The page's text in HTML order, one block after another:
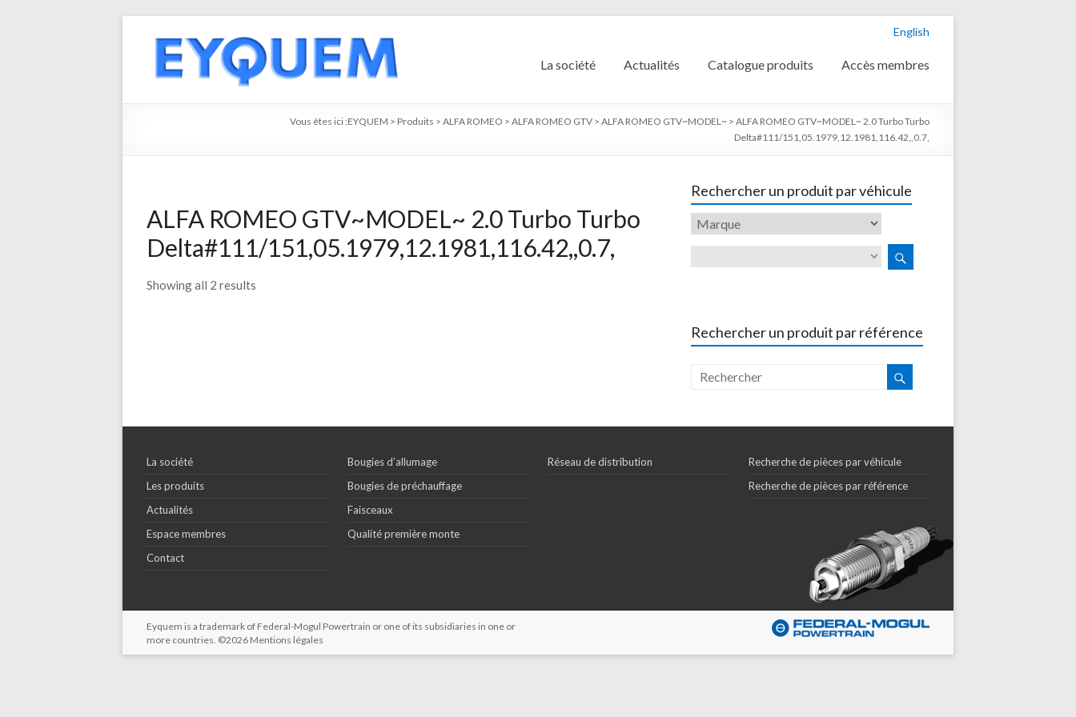
English
La société Actualités Catalogue produits Accès membres
Vous êtes ici :EYQUEM > Produits > ALFA ROMEO > ALFA ROMEO GTV > ALFA ROMEO GTV~MODEL~ > ALFA ROMEO GTV~MODEL~ 2.0 Turbo Turbo
Delta#111/151,05.1979,12.1981,116.42,,0.7,
ALFA ROMEO GTV~MODEL~ 2.0 Turbo Turbo
Delta#111/151,05.1979,12.1981,116.42,,0.7,
Showing all 2 results
Rechercher un produit par véhicule
Rechercher un produit par référence
La société
Les produits
Actualités
Espace membres
Contact
Bougies d’allumage
Bougies de préchauffage
Faisceaux
Qualité première monte
Réseau de distribution
Recherche de pièces par véhicule
Recherche de pièces par référence
Eyquem is a trademark of Federal-Mogul Powertrain or one of its subsidiaries in one or
more countries. ©2026 Mentions légales